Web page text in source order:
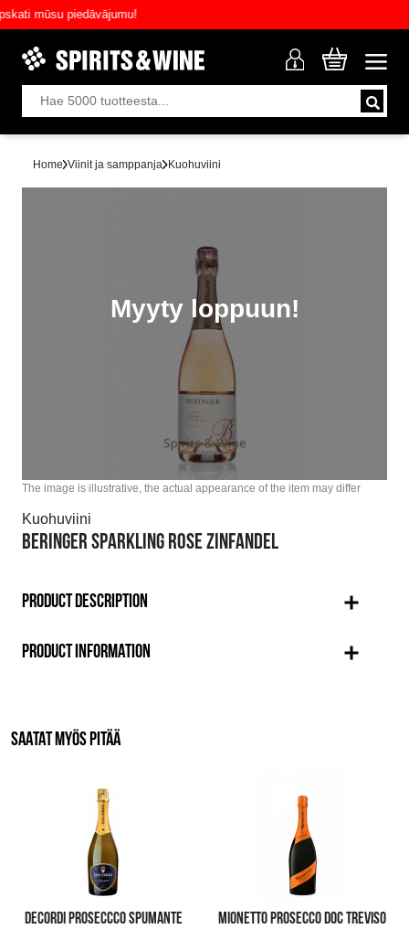
mūsu piedāvājumu!
Home Viinit ja samppanja Kuohuviini
Myyty loppuun!
The image is illustrative, the actual appearance of the item may differ
Kuohuviini
BERINGER SPARKLING ROSE ZINFANDEL
PRODUCT DESCRIPTION
PRODUCT INFORMATION
SAATAT MYÖS PITÄÄ
DECORDI PROSECCCO SPUMANTE
MIONETTO PROSECCO DOC TREVISO